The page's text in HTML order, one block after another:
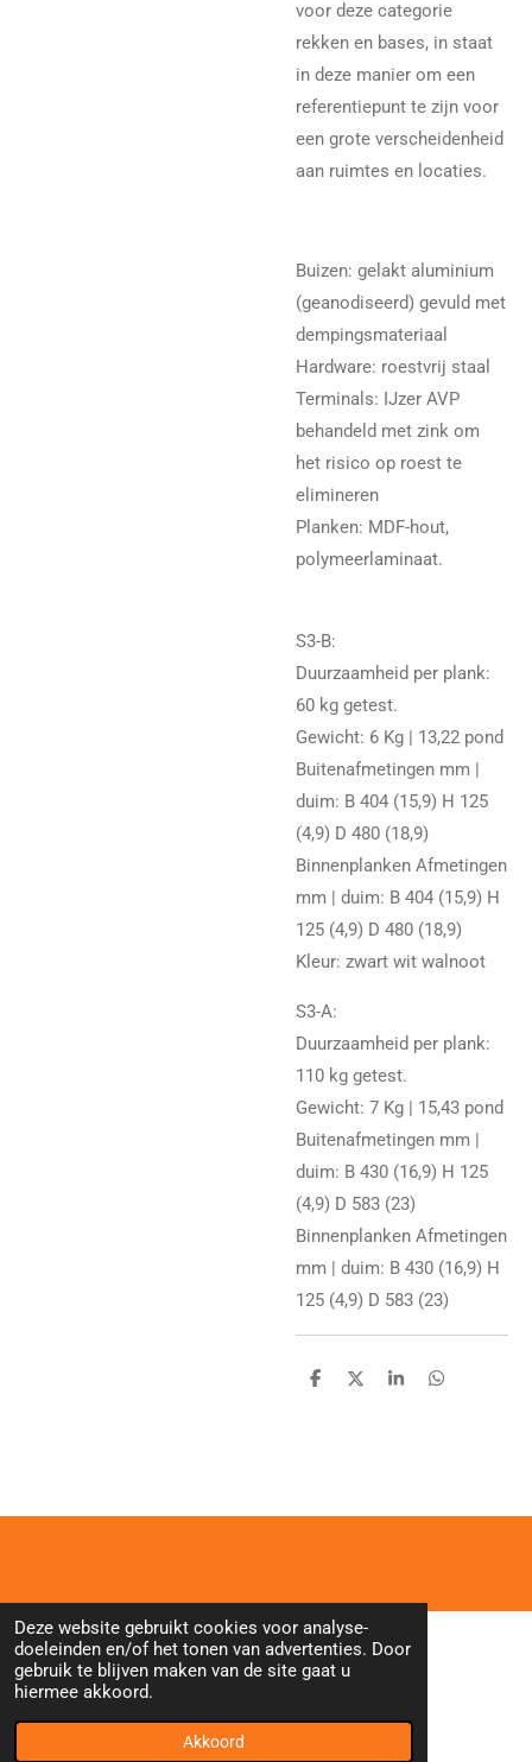
Deze website gebruikt cookies voor analyse-
doeleinden en/of het tonen van advertenties. Door
gebruik te blijven maken van de site gaat u
hiermee akkoord.
Akkoord
voor deze categorie
rekken en bases, in staat
in deze manier om een
referentiepunt te zijn voor
een grote verscheidenheid
aan ruimtes en locaties.
Buizen: gelakt aluminium
(geanodiseerd) gevuld met
dempingsmateriaal
Hardware: roestvrij staal
Terminals: IJzer AVP
behandeld met zink om
het risico op roest te
elimineren
Planken: MDF-hout,
polymeerlaminaat.
S3-B:
Duurzaamheid per plank:
60 kg getest.
Gewicht: 6 Kg | 13,22 pond
Buitenafmetingen mm |
duim: B 404 (15,9) H 125
(4,9) D 480 (18,9)
Binnenplanken Afmetingen
mm | duim: B 404 (15,9) H
125 (4,9) D 480 (18,9)
Kleur: zwart wit walnoot
S3-A:
Duurzaamheid per plank:
110 kg getest.
Gewicht: 7 Kg | 15,43 pond
Buitenafmetingen mm |
duim: B 430 (16,9) H 125
(4,9) D 583 (23)
Binnenplanken Afmetingen
mm | duim: B 430 (16,9) H
125 (4,9) D 583 (23)
D
D
S
D